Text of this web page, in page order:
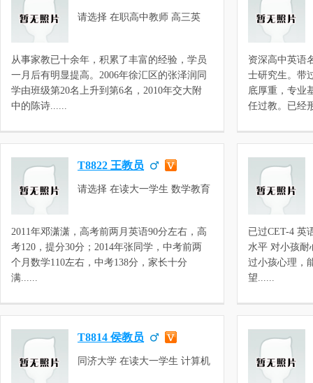
请选择 在职高中教师 高三英
从事家教已十余年，积累了丰富的经验，学员
一月后有明显提高。2006年徐汇区的张泽润同
学由班级第20名上升到第6名，2010年交大附
中的陈诗......
资深高中英语
士研究生。带
底厚重，专业
任过教。已经
T8822 王教员
请选择 在读大一学生 数学教育
2011年邓潇潇，高考前两月英语90分左右，高
考120，提分30分；2014年张同学，中考前两
个月数学110左右，中考138分，家长十分
满......
已过CET-4 英
水平 对小孩耐
过小孩心理，
望......
T8814 侯教员
同济大学 在读大一学生 计算机